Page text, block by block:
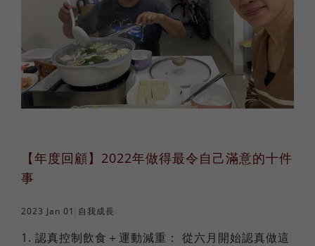
【年度回顧】2022年做得最令自己滿意的十件
事
2023 Jan 01 自我成長
1. 認真控制飲食＋運動減重： 從六月開始認真做這